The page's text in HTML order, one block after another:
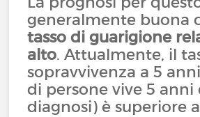
generalmente buona
tasso di guarigione
alto. Attualmente, il
sopravvivenza a 5
di persone vive 5 anni
diagnosi) è superiore